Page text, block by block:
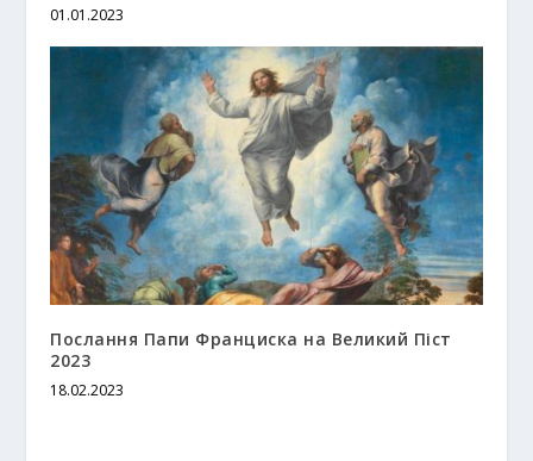
01.01.2023
Послання Папи Франциска на Великий Піст
2023
18.02.2023